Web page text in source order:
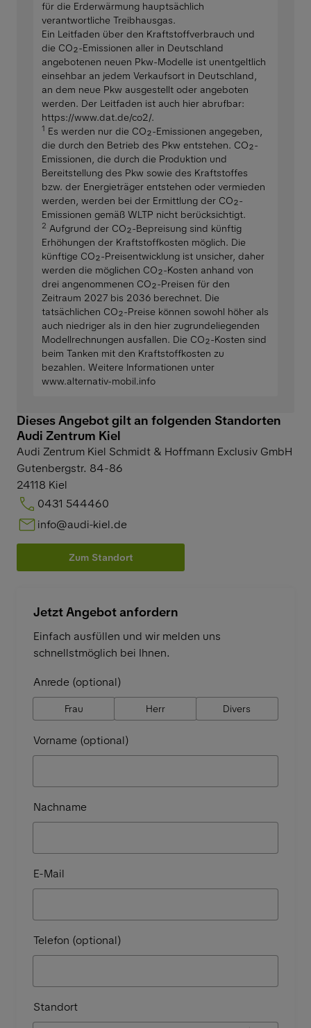
für die Erderwärmung hauptsächlich
verantwortliche Treibhausgas.
Ein Leitfaden über den Kraftstoffverbrauch und
die CO₂-Emissionen aller in Deutschland
angebotenen neuen Pkw-Modelle ist unentgeltlich
einsehbar an jedem Verkaufsort in Deutschland,
an dem neue Pkw ausgestellt oder angeboten
werden. Der Leitfaden ist auch hier abrufbar:
https://www.dat.de/co2/.
1 Es werden nur die CO₂-Emissionen angegeben,
die durch den Betrieb des Pkw entstehen. CO₂-
Emissionen, die durch die Produktion und
Bereitstellung des Pkw sowie des Kraftstoffes
bzw. der Energieträger entstehen oder vermieden
werden, werden bei der Ermittlung der CO₂-
Emissionen gemäß WLTP nicht berücksichtigt.
2 Aufgrund der CO₂-Bepreisung sind künftig
Erhöhungen der Kraftstoffkosten möglich. Die
künftige CO₂-Preisentwicklung ist unsicher, daher
werden die möglichen CO₂-Kosten anhand von
drei angenommenen CO₂-Preisen für den
Zeitraum 2027 bis 2036 berechnet. Die
tatsächlichen CO₂-Preise können sowohl höher als
auch niedriger als in den hier zugrundeliegenden
Modellrechnungen ausfallen. Die CO₂-Kosten sind
beim Tanken mit den Kraftstoffkosten zu
bezahlen. Weitere Informationen unter
www.alternativ-mobil.info
Dieses Angebot gilt an folgenden Standorten
Audi Zentrum Kiel
Audi Zentrum Kiel Schmidt & Hoffmann Exclusiv GmbH
Gutenbergstr. 84-86
24118 Kiel
0431 544460
info@audi-kiel.de
Zum Standort
Jetzt Angebot anfordern
Einfach ausfüllen und wir melden uns
schnellstmöglich bei Ihnen.
Anrede (optional)
Frau Herr Divers
Vorname (optional)
Nachname
E-Mail
Telefon (optional)
Standort